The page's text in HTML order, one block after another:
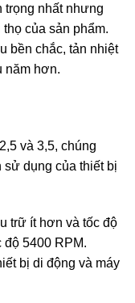
trọng nhất nhưng
của sản phẩm.
bền chắc, tản nhiệt
năm hơn.
và 3,5, chúng
dụng của thiết bị
trữ ít hơn và tốc độ
5400 RPM.
bị di động và máy